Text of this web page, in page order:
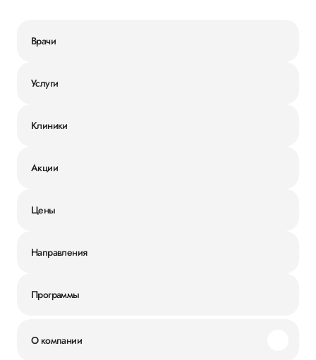
Врачи
Услуги
Клиники
Акции
Цены
Направления
Программы
О компании